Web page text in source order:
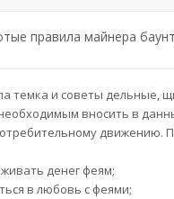
правила майнера
темка и советы дельные,
вносить в
движению.
денег феям;
в любовь с феями;